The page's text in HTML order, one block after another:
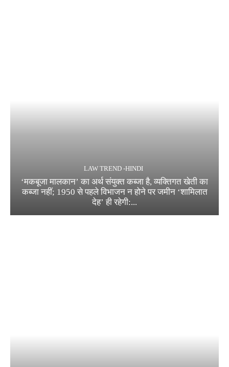
LAW TREND -HINDI
‘मकबूजा मालकान’ का अर्थ संयुक्त कब्जा है, व्यक्तिगत खेती का
कब्जा नहीं; 1950 से पहले विभाजन न होने पर जमीन ‘शामिलात
देह’ ही रहेगी:...